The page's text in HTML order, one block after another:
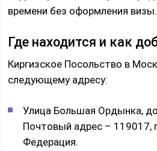
времени без оформления визы.
Где находится и как
Киргизское Посольство в
следующему адресу:
Улица Большая Ордынка,
Почтовый адрес – 119017,
Федерация.